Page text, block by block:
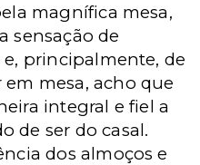
magnífica mesa,
sensação de
principalmente, de
mesa, acho que
integral e fiel a
de ser do casal.
dos almoços e